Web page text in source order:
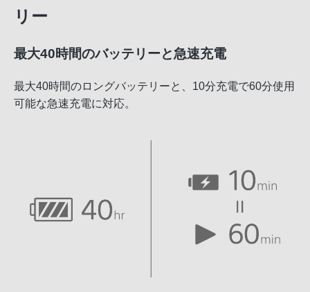
リー
最大40時間のバッテリーと急速充電
最大40時間のロングバッテリーと、10分充電で60分使用
可能な急速充電に対応。